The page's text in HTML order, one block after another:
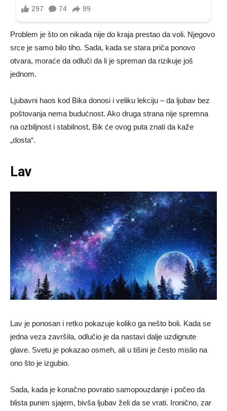
Problem je što on nikada nije do kraja prestao da voli. Njegovo
srce je samo bilo tiho. Sada, kada se stara priča ponovo
otvara, moraće da odluči da li je spreman da rizikuje još
jednom.
Ljubavni haos kod Bika donosi i veliku lekciju – da ljubav bez
poštovanja nema budućnost. Ako druga strana nije spremna
na ozbiljnost i stabilnost, Bik će ovog puta znati da kaže
„dosta“.
Lav
Lav je ponosan i retko pokazuje koliko ga nešto boli. Kada se
jedna veza završila, odlučio je da nastavi dalje uzdignute
glave. Svetu je pokazao osmeh, ali u tišini je često mislio na
ono što je izgubio.
Sada, kada je konačno povratio samopouzdanje i počeo da
blista punim sjajem, bivša ljubav želi da se vrati. Ironično, zar